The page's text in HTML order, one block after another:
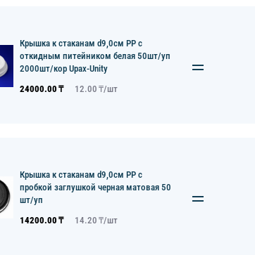
Крышка к стаканам d9,0см PP с
откидным питейником белая 50шт/уп
2000шт/кор Upax-Unity
24000.00 ₸ 12.00 ₸/шт
Крышка к стаканам d9,0см PP с
пробкой заглушкой черная матовая 50
шт/уп
14200.00 ₸ 14.20 ₸/шт